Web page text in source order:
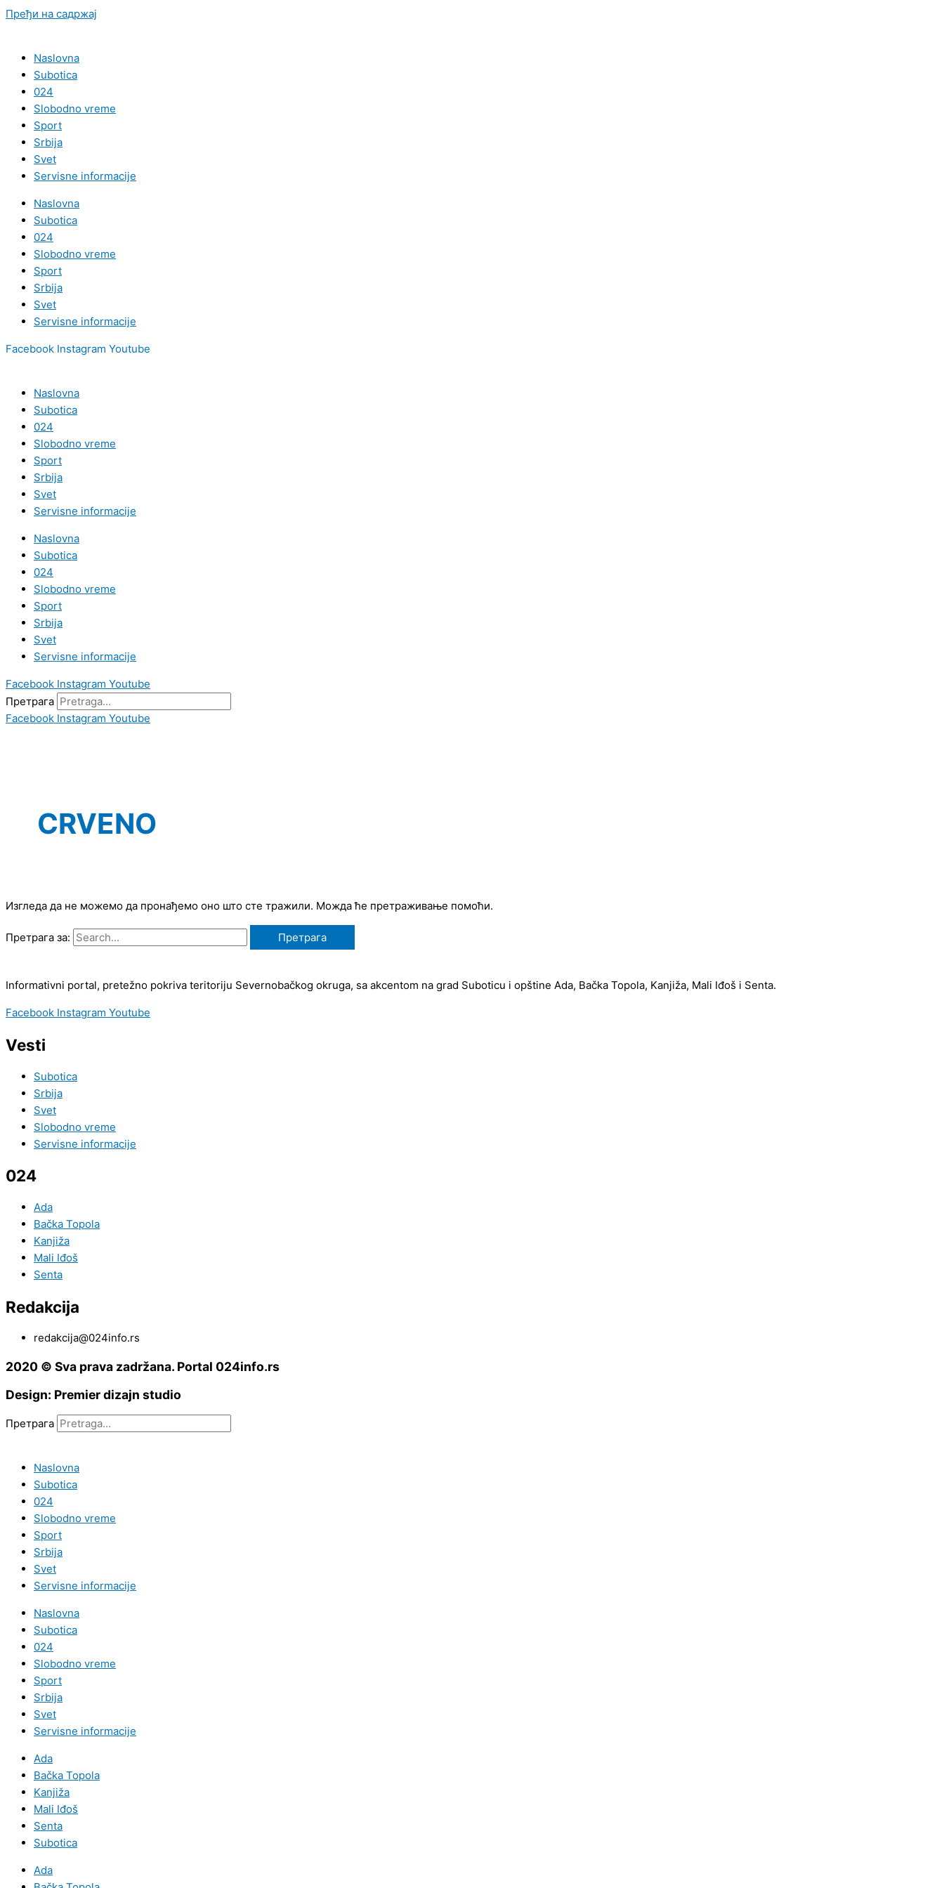
Пређи на садржај
Naslovna
Subotica
024
Slobodno vreme
Sport
Srbija
Svet
Servisne informacije
Naslovna
Subotica
024
Slobodno vreme
Sport
Srbija
Svet
Servisne informacije
Facebook Instagram Youtube
Naslovna
Subotica
024
Slobodno vreme
Sport
Srbija
Svet
Servisne informacije
Naslovna
Subotica
024
Slobodno vreme
Sport
Srbija
Svet
Servisne informacije
Facebook Instagram Youtube
Претрага
Facebook Instagram Youtube
CRVENO
Изгледа да не можемо да пронађемо оно што сте тражили. Можда ће претраживање помоћи.
Претрага за:
Informativni portal, pretežno pokriva teritoriju Severnobačkog okruga, sa akcentom na grad Suboticu i opštine Ada, Bačka Topola, Kanjiža, Mali Iđoš i Senta.
Facebook Instagram Youtube
Vesti
Subotica
Srbija
Svet
Slobodno vreme
Servisne informacije
024
Ada
Bačka Topola
Kanjiža
Mali Iđoš
Senta
Redakcija
redakcija@024info.rs
2020 © Sva prava zadržana. Portal 024info.rs
Design: Premier dizajn studio
Претрага
Naslovna
Subotica
024
Slobodno vreme
Sport
Srbija
Svet
Servisne informacije
Naslovna
Subotica
024
Slobodno vreme
Sport
Srbija
Svet
Servisne informacije
Ada
Bačka Topola
Kanjiža
Mali Iđoš
Senta
Subotica
Ada